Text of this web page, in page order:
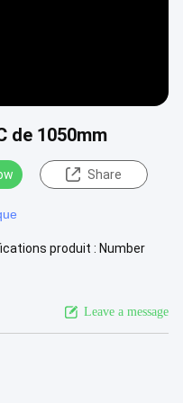
de 1050mm
Share
produit : Number
Leave a message